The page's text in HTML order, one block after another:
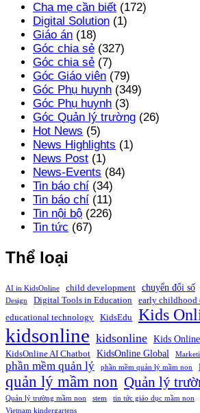
Cha mẹ cần biết (172)
Digital Solution (1)
Giáo án (18)
Góc chia sẻ (327)
Góc chia sẻ (7)
Góc Giáo viên (79)
Góc Phụ huynh (349)
Góc Phụ huynh (3)
Góc Quản lý trường (26)
Hot News (5)
News Highlights (1)
News Post (1)
News-Events (84)
Tin báo chí (34)
Tin báo chí (11)
Tin nội bộ (226)
Tin tức (67)
Thể loại
AI in KidsOnline child development chuyển đổi số
Design
Digital Tools in Education
early childhood
educational technology
KidsEdu Kids
kidsonline kidsonline Kids Online
KidsOnline AI Chatbot
KidsOnline Global
phần mềm quản lý phần mềm quản lý mầm non
quản lý mầm non Quản lý
Quản lý trường mầm non stem tin tức giáo dục mầm non
Vietnam kindergartens